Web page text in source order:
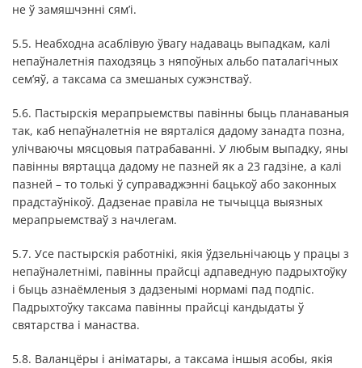
не ў замяшчэнні сям’і.
5.5. Неабходна асаблівую ўвагу надаваць выпадкам, калі
непаўналетнія паходзяць з няпоўных альбо паталагічных
сем’яў, а таксама са змешаных сужэнстваў.
5.6. Пастырскія мерапрыемствы павінны быць планаваныя
так, каб непаўналетнія не вярталіся дадому занадта позна,
улічваючы мясцовыя патрабаванні. У любым выпадку, яны
павінны вяртацца дадому не пазней як а 23 гадзіне, а калі
пазней – то толькі ў суправаджэнні бацькоў або законных
прадстаўнікоў. Дадзенае правіла не тычыцца выязных
мерапрыемстваў з начлегам.
5.7. Усе пастырскія работнікі, якія ўдзельнічаюць у працы з
непаўналетнімі, павінны прайсці адпаведную падрыхтоўку
і быць азнаёмленыя з дадзенымі нормамі пад подпіс.
Падрыхтоўку таксама павінны прайсці кандыдаты ў
святарства і манаства.
5.8. Валанцёры і аніматары, а таксама іншыя асобы, якія